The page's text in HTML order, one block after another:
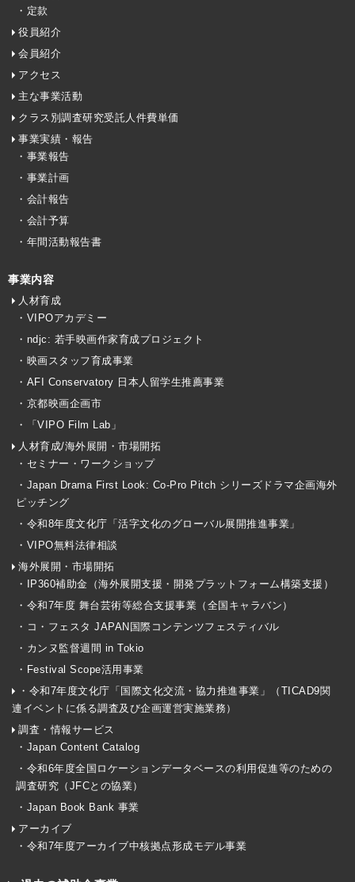
・定款
役員紹介
会員紹介
アクセス
主な事業活動
クラス別調査研究受託人件費単価
事業実績・報告
・事業報告
・事業計画
・会計報告
・会計予算
・年間活動報告書
事業内容
人材育成
・VIPOアカデミー
・ndjc: 若手映画作家育成プロジェクト
・映画スタッフ育成事業
・AFI Conservatory 日本人留学生推薦事業
・京都映画企画市
・「VIPO Film Lab」
人材育成/海外展開・市場開拓
・セミナー・ワークショップ
・Japan Drama First Look: Co-Pro Pitch シリーズドラマ企画海外
ピッチング
・令和8年度文化庁「活字文化のグローバル展開推進事業」
・VIPO無料法律相談
海外展開・市場開拓
・IP360補助金（海外展開支援・開発プラットフォーム構築支援）
・令和7年度 舞台芸術等総合支援事業（全国キャラバン）
・コ・フェスタ JAPAN国際コンテンツフェスティバル
・カンヌ監督週間 in Tokio
・Festival Scope活用事業
・令和7年度文化庁「国際文化交流・協力推進事業」（TICAD9関
連イベントに係る調査及び企画運営実施業務）
調査・情報サービス
・Japan Content Catalog
・令和6年度全国ロケーションデータベースの利用促進等のための
調査研究（JFCとの協業）
・Japan Book Bank 事業
アーカイブ
・令和7年度アーカイブ中核拠点形成モデル事業